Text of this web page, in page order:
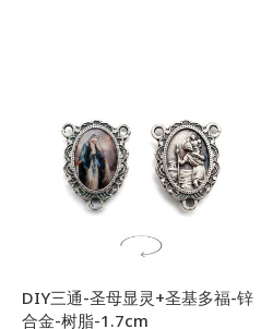
DIY三通-圣母显灵+圣基多福-锌
合金-树脂-1.7cm